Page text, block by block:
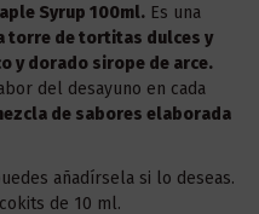
Syrup 100ml.Es una
torre de tortitas dulces y
y dorado sirope de arce.
del desayuno en cada
de sabores elaborada
añadírsela si lo deseas.
de 10 ml.